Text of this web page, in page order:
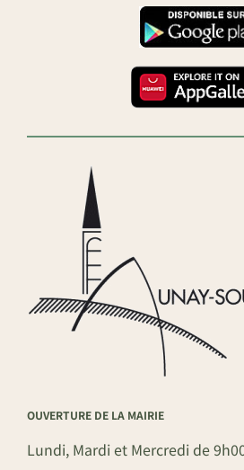
OUVERTURE DE LA MAIRIE
Lundi, Mardi et Mercredi de